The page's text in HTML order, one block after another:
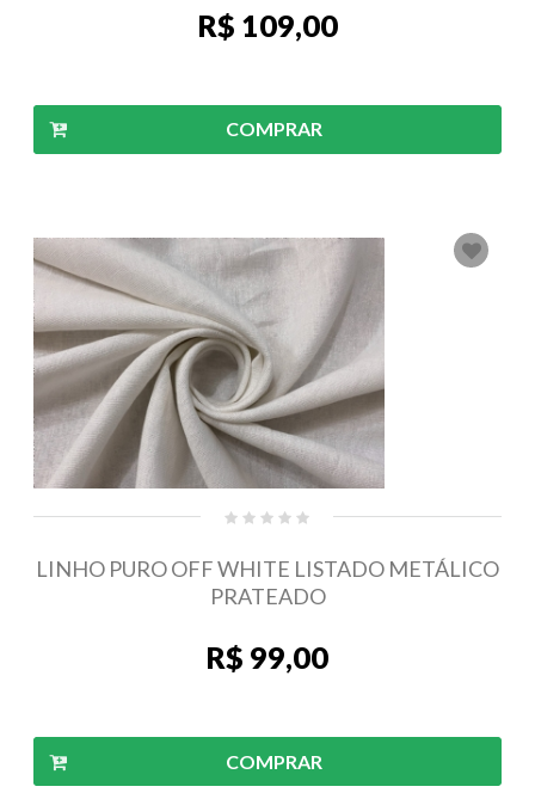
R$ 109,00
COMPRAR
LINHO PURO OFF WHITE LISTADO METÁLICO
PRATEADO
R$ 99,00
COMPRAR